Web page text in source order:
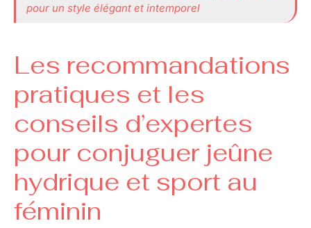
pour un style élégant et intemporel
Les recommandations
pratiques et les
conseils d’expertes
pour conjuguer jeûne
hydrique et sport au
féminin